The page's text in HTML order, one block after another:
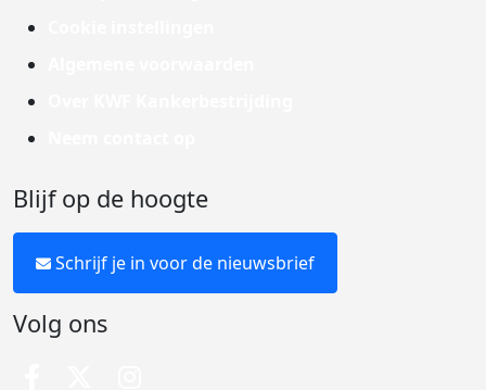
Blijf op de hoogte
Schrijf je in voor de nieuwsbrief
Volg ons